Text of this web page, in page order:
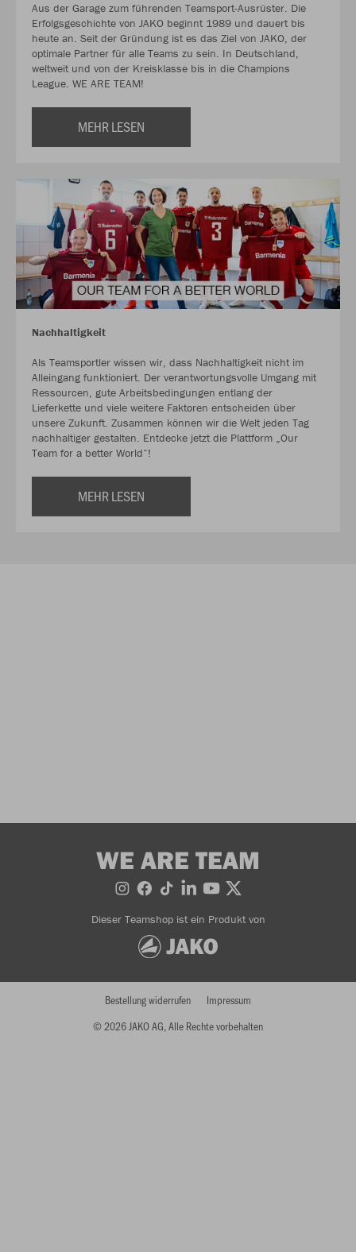
Aus der Garage zum führenden Teamsport-Ausrüster. Die
Erfolgsgeschichte von JAKO beginnt 1989 und dauert bis
heute an. Seit der Gründung ist es das Ziel von JAKO, der
optimale Partner für alle Teams zu sein. In Deutschland,
weltweit und von der Kreisklasse bis in die Champions
League. WE ARE TEAM!
MEHR LESEN
Nachhaltigkeit
Als Teamsportler wissen wir, dass Nachhaltigkeit nicht im
Alleingang funktioniert. Der verantwortungsvolle Umgang mit
Ressourcen, gute Arbeitsbedingungen entlang der
Lieferkette und viele weitere Faktoren entscheiden über
unsere Zukunft. Zusammen können wir die Welt jeden Tag
nachhaltiger gestalten. Entdecke jetzt die Plattform „Our
Team for a better World“!
MEHR LESEN
WE ARE TEAM
Dieser Teamshop ist ein Produkt von
© 2026 JAKO AG, Alle Rechte vorbehalten
Bestellung widerrufen Impressum